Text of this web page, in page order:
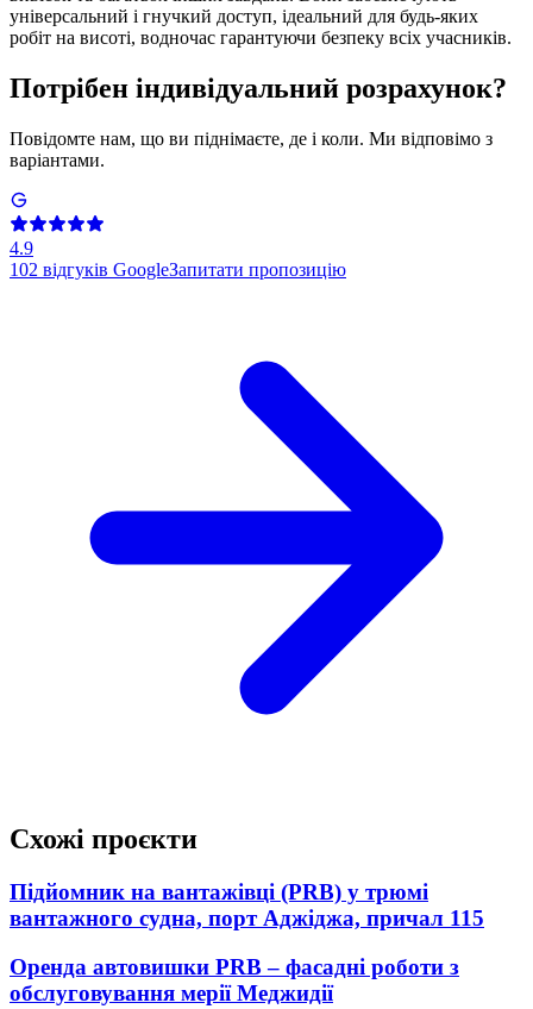
універсальний і гнучкий доступ, ідеальний для будь-яких
робіт на висоті, водночас гарантуючи безпеку всіх учасників.
Потрібен індивідуальний розрахунок?
Повідомте нам, що ви піднімаєте, де і коли. Ми відповімо з
варіантами.
4.9
102 відгуків GoogleЗапитати пропозицію
Схожі проєкти
Підйомник на вантажівці (PRB) у трюмі
вантажного судна, порт Аджіджа, причал 115
Оренда автовишки PRB – фасадні роботи з
обслуговування мерії Меджидії